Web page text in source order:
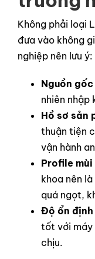
Không phải loại
đưa vào không
nghiệp nên lưu ý:
Nguồn
nhiên nhập
Hồ sơ sản
thuận tiện
vận hành
Profile mùi
khoa nên
quá ngọt,
Độ ổn định
tốt với máy
chịu.